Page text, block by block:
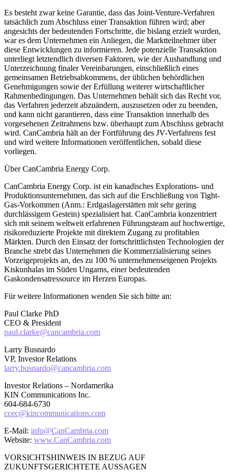
Es besteht zwar keine Garantie, dass das Joint-Venture-Verfahren
tatsächlich zum Abschluss einer Transaktion führen wird; aber
angesichts der bedeutenden Fortschritte, die bislang erzielt wurden,
war es dem Unternehmen ein Anliegen, die Marktteilnehmer über
diese Entwicklungen zu informieren. Jede potenzielle Transaktion
unterliegt letztendlich diversen Faktoren, wie der Aushandlung und
Unterzeichnung finaler Vereinbarungen, einschließlich eines
gemeinsamen Betriebsabkommens, der üblichen behördlichen
Genehmigungen sowie der Erfüllung weiterer wirtschaftlicher
Rahmenbedingungen. Das Unternehmen behält sich das Recht vor,
das Verfahren jederzeit abzuändern, auszusetzen oder zu beenden,
und kann nicht garantieren, dass eine Transaktion innerhalb des
vorgesehenen Zeitrahmens bzw. überhaupt zum Abschluss gebracht
wird. CanCambria hält an der Fortführung des JV-Verfahrens fest
und wird weitere Informationen veröffentlichen, sobald diese
vorliegen.
Über CanCambria Energy Corp.
CanCambria Energy Corp. ist ein kanadisches Explorations- und
Produktionsunternehmen, das sich auf die Erschließung von Tight-
Gas-Vorkommen (Anm.: Erdgaslagerstätten mit sehr gering
durchlässigem Gestein) spezialisiert hat. CanCambria konzentriert
sich mit seinem weltweit erfahrenen Führungsteam auf hochwertige,
risikoreduzierte Projekte mit direktem Zugang zu profitablen
Märkten. Durch den Einsatz der fortschrittlichsten Technologien der
Branche strebt das Unternehmen die Kommerzialisierung seines
Vorzeigeprojekts an, des zu 100 % unternehmenseigenen Projekts
Kiskunhalas im Süden Ungarns, einer bedeutenden
Gaskondensatressource im Herzen Europas.
Für weitere Informationen wenden Sie sich bitte an:
Paul Clarke PhD
CEO & President
paul.clarke@cancambria.com
Larry Busnardo
VP, Investor Relations
larry.busnardo@cancambria.com
Investor Relations – Nordamerika
KIN Communications Inc.
604-684-6730
ccec@kincommunications.com
E-Mail: info@CanCambria.com
Website: www.CanCambria.com
VORSICHTSHINWEIS IN BEZUG AUF
ZUKUNFTSGERICHTETE AUSSAGEN